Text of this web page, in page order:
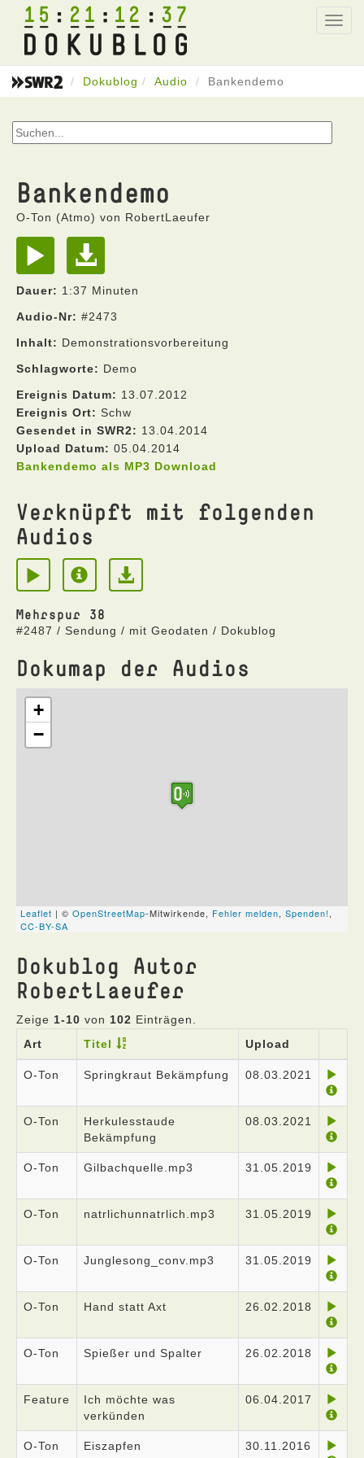
15 21 12 37
Dokublog Audio Bankendemo
Bankendemo
O-Ton (Atmo) von RobertLaeufer
Dauer: 1:37 Minuten
Audio-Nr: #2473
Inhalt: Demonstrationsvorbereitung
Schlagworte: Demo
Ereignis Datum: 13.07.2012
Ereignis Ort: Schw
Gesendet in SWR2: 13.04.2014
Upload Datum: 05.04.2014
Bankendemo als MP3 Download
Verknüpft mit folgenden
Audios
Mehrspur 38
#2487 / Sendung / mit Geodaten / Dokublog
Dokumap der Audios
Dokublog Autor
RobertLaeufer
Zeige 1-10 von 102 Einträgen.
Art
Titel Upload
O-Ton Springkraut Bekämpfung 08.03.2021
O-Ton
Herkulesstaude
Bekämpfung
08.03.2021
O-Ton Gilbachquelle.mp3 31.05.2019
O-Ton natrlichunnatrlich.mp3 31.05.2019
O-Ton Junglesong_conv.mp3 31.05.2019
O-Ton Hand statt Axt 26.02.2018
O-Ton Spießer und Spalter 26.02.2018
Feature
Ich möchte was
verkünden
06.04.2017
O-Ton Eiszapfen 30.11.2016